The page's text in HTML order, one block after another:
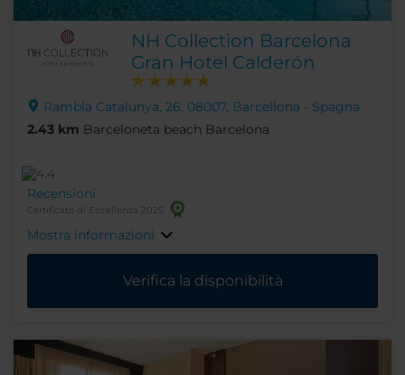
NH Collection Barcelona
Gran Hotel Calderón
Rambla Catalunya, 26, 08007, Barcellona - Spagna
2.43 km Barceloneta beach Barcelona
Recensioni
Certificato di Eccellenza 2025
Mostra informazioni
Verifica la disponibilità